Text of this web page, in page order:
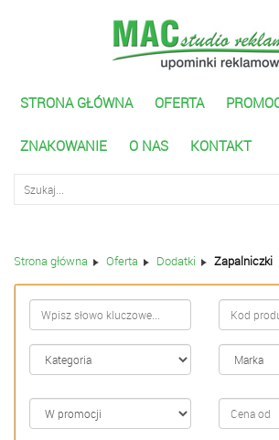
STRONA GŁÓWNA OFERTA
ZNAKOWANIE O NAS KONTAKT
Strona główna Oferta Dodatki Zapalniczki